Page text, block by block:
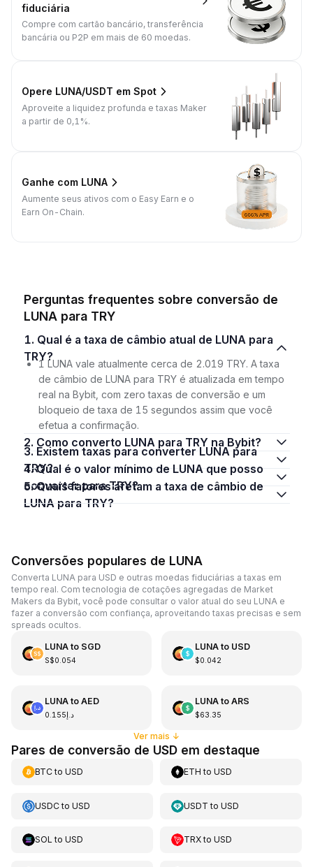
fiduciária
Compre com cartão bancário, transferência
bancária ou P2P em mais de 60 moedas.
Opere LUNA/USDT em Spot
Aproveite a liquidez profunda e taxas Maker
a partir de 0,1%.
Ganhe com LUNA
Aumente seus ativos com o Easy Earn e o
Earn On-Chain.
Perguntas frequentes sobre conversão de
LUNA para TRY
1. Qual é a taxa de câmbio atual de LUNA para
TRY?
1 LUNA vale atualmente cerca de 2.019 TRY. A taxa
de câmbio de LUNA para TRY é atualizada em tempo
real na Bybit, com zero taxas de conversão e um
bloqueio de taxa de 15 segundos assim que você
efetua a confirmação.
2. Como converto LUNA para TRY na Bybit?
3. Existem taxas para converter LUNA para
TRY?
4. Qual é o valor mínimo de LUNA que posso
converter para TRY?
5. Quais fatores afetam a taxa de câmbio de
LUNA para TRY?
Conversões populares de LUNA
Converta LUNA para USD e outras moedas fiduciárias a taxas em
tempo real. Com tecnologia de cotações agregadas de Market
Makers da Bybit, você pode consultar o valor atual do seu LUNA e
fazer a conversão com confiança, aproveitando taxas precisas e sem
spreads ocultos.
LUNAto SGD
S$0.054
LUNAto USD
$0.042
LUNAto AED
د.إ0.155
LUNAto ARS
$63.35
Ver mais ↓
Pares de conversão de USD em destaque
BTCto USD ETH toUSD
USDCto USD USDT toUSD
SOL to USD TRXtoUSD